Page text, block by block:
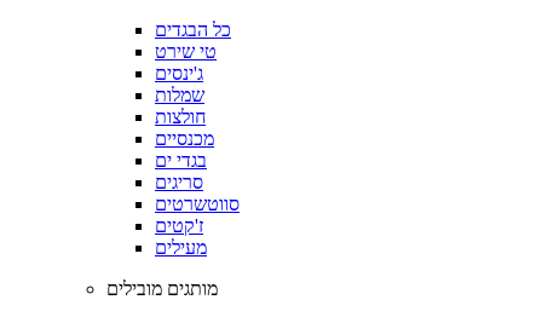
כל הבגדים
טי שירט
ג'ינסים
שמלות
חולצות
מכנסיים
בגדי ים
סריגים
סווטשרטים
ז'קטים
מעילים
מותגים מובילים